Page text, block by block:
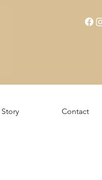
Story Contact